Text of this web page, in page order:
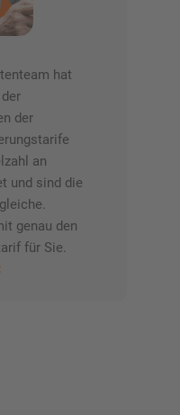
hat
der
an
und sind die
genau den
für Sie.